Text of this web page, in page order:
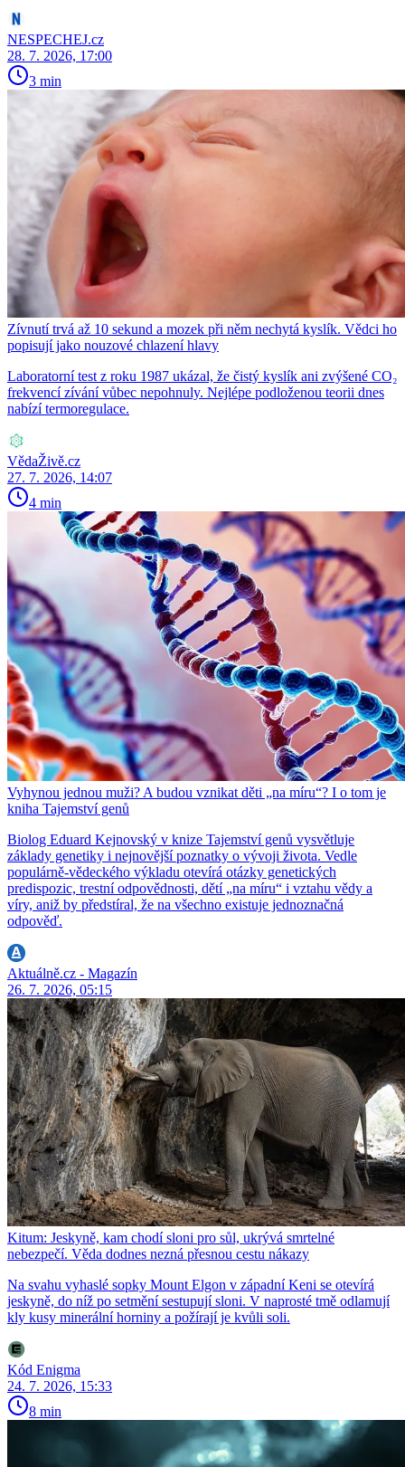
NESPECHEJ.cz
28. 7. 2026, 17:00
3 min
Zívnutí trvá až 10 sekund a mozek při něm nechytá kyslík. Vědci ho
popisují jako nouzové chlazení hlavy
Laboratorní test z roku 1987 ukázal, že čistý kyslík ani zvýšené CO₂
frekvencí zívání vůbec nepohnuly. Nejlépe podloženou teorii dnes
nabízí termoregulace.
VědaŽivě.cz
27. 7. 2026, 14:07
4 min
Vyhynou jednou muži? A budou vznikat děti „na míru“? I o tom je
kniha Tajemství genů
Biolog Eduard Kejnovský v knize Tajemství genů vysvětluje
základy genetiky i nejnovější poznatky o vývoji života. Vedle
populárně-vědeckého výkladu otevírá otázky genetických
predispozic, trestní odpovědnosti, dětí „na míru“ i vztahu vědy a
víry, aniž by předstíral, že na všechno existuje jednoznačná
odpověď.
Aktuálně.cz - Magazín
26. 7. 2026, 05:15
Kitum: Jeskyně, kam chodí sloni pro sůl, ukrývá smrtelné
nebezpečí. Věda dodnes nezná přesnou cestu nákazy
Na svahu vyhaslé sopky Mount Elgon v západní Keni se otevírá
jeskyně, do níž po setmění sestupují sloni. V naprosté tmě odlamují
kly kusy minerální horniny a požírají je kvůli soli.
Kód Enigma
24. 7. 2026, 15:33
8 min